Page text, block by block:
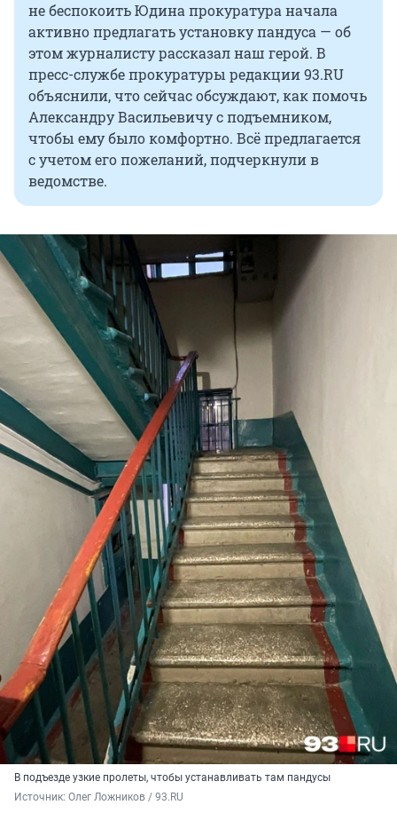
не беспокоить Юдина прокуратура начала
активно предлагать установку пандуса — об
этом журналисту рассказал наш герой. В
пресс-службе прокуратуры редакции 93.RU
объяснили, что сейчас обсуждают, как помочь
Александру Васильевичу с подъемником,
чтобы ему было комфортно. Всё предлагается
с учетом его пожеланий, подчеркнули в
ведомстве.
В подъезде узкие пролеты, чтобы устанавливать там пандусы
Источник: Олег Ложников / 93.RU